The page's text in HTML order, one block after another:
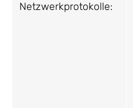
Netzwerkprotokolle: